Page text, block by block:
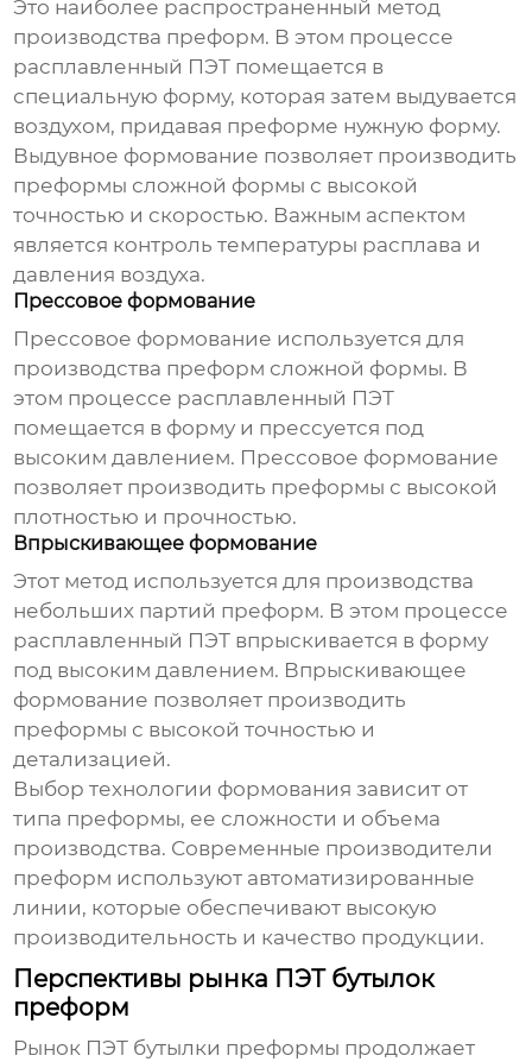
Это наиболее распространенный метод
производства преформ. В этом процессе
расплавленный ПЭТ помещается в
специальную форму, которая затем выдувается
воздухом, придавая преформе нужную форму.
Выдувное формование позволяет производить
преформы сложной формы с высокой
точностью и скоростью. Важным аспектом
является контроль температуры расплава и
давления воздуха.
Прессовое формование
Прессовое формование используется для
производства преформ сложной формы. В
этом процессе расплавленный ПЭТ
помещается в форму и прессуется под
высоким давлением. Прессовое формование
позволяет производить преформы с высокой
плотностью и прочностью.
Впрыскивающее формование
Этот метод используется для производства
небольших партий преформ. В этом процессе
расплавленный ПЭТ впрыскивается в форму
под высоким давлением. Впрыскивающее
формование позволяет производить
преформы с высокой точностью и
детализацией.
Выбор технологии формования зависит от
типа преформы, ее сложности и объема
производства. Современные производители
преформ используют автоматизированные
линии, которые обеспечивают высокую
производительность и качество продукции.
Перспективы рынка ПЭТ бутылок
преформ
Рынок ПЭТ бутылки преформы продолжает